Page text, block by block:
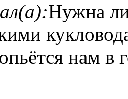
Нужна
нам в